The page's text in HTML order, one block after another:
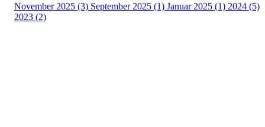
November 2025 (3) September 2025 (1) Januar 2025 (1) 2024 (5)
2023 (2)